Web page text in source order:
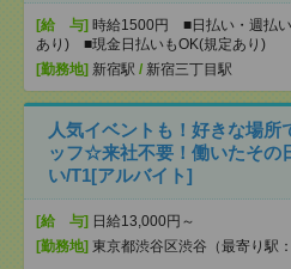
[給 与] 時給1500円 ■日払い・週払
あり) ■現金日払いもOK(規定あり)
[勤務地] 新宿駅 / 新宿三丁目駅
人気イベントも！好きな場所
ッフ☆来社不要！働いたその
い/T1[アルバイト]
[給 与] 日給13,000円～
[勤務地] 東京都渋谷区渋谷（最寄り駅：